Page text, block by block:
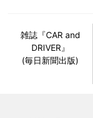
雑誌『CAR and
DRIVER』
(毎日新聞出版)